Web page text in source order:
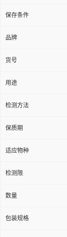
保存条件
品牌
货号
用途
检测方法
保质期
适应物种
检测限
数量
包装规格